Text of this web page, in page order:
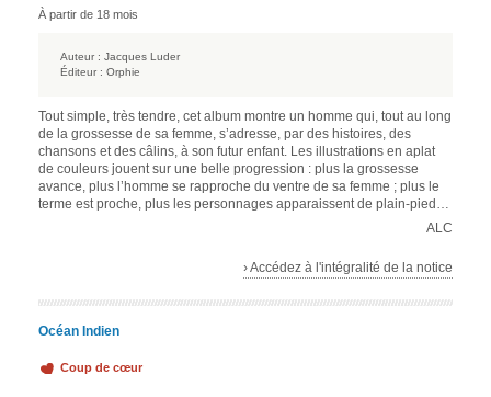
À partir de 18 mois
Auteur : Jacques Luder
Éditeur : Orphie
Tout simple, très tendre, cet album montre un homme qui, tout au long
de la grossesse de sa femme, s’adresse, par des histoires, des
chansons et des câlins, à son futur enfant. Les illustrations en aplat
de couleurs jouent sur une belle progression : plus la grossesse
avance, plus l’homme se rapproche du ventre de sa femme ; plus le
terme est proche, plus les personnages apparaissent de plain-pied…
ALC
› Accédez à l'intégralité de la notice
Océan Indien
Coup de cœur